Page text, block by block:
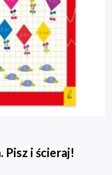
Pisz i ścieraj!